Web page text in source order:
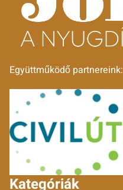
Együttműködő partnereink:
Kategóriák